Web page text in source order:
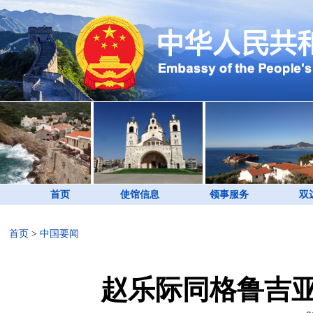
首页 使馆信息 领事服务 双
首页 > 中国要闻
赵乐际同格鲁吉